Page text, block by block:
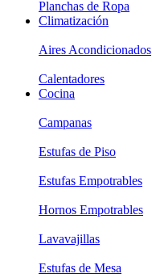
Planchas de Ropa
Climatización
Aires Acondicionados
Calentadores
Cocina
Campanas
Estufas de Piso
Estufas Empotrables
Hornos Empotrables
Lavavajillas
Estufas de Mesa